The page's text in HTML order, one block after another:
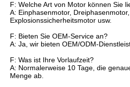
F: Welche Art von Motor können Sie
A: Einphasenmotor,
Explosionssicherheitsmotor usw.
F: Bieten Sie OEM-Service an?
A: Ja, wir bieten OEM/ODM-
F: Was ist Ihre Vorlaufzeit?
A: Normalerweise 10 Tage, die
Menge ab.